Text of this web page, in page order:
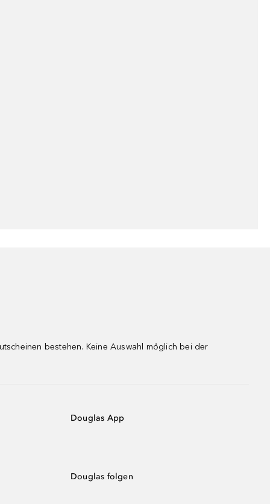
bestehen. Keine Auswahl möglich bei der
Douglas App
Douglas folgen